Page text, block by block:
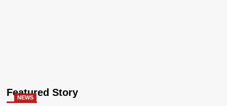
Featured Story
NEWS